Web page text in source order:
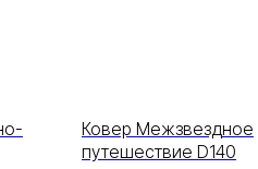
Ковер Межзвездное
путешествие D140